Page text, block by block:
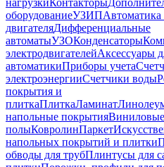
нагрузкиКонтакторы
оборудованиеУЗИПАвтоматика
двигателяДифференциальные
автоматыУЗОКонденсаторы
электродвигателейАксессуары
автоматикиПриборы учета
электроэнергииСчетчики воды
покрытия и
плиткаПлиткаЛаминат
напольные покрытияВиниловые
полыКовролинПаркет
напольных покрытий и плитки
обводы для трубПлинтусы для